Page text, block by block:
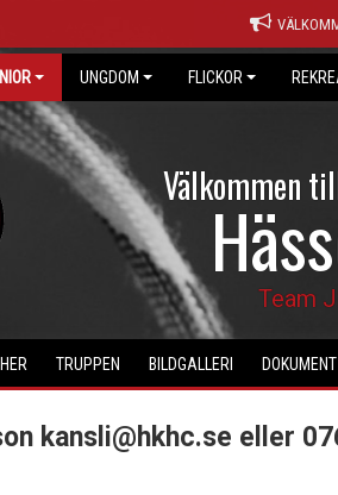
UNGDOM FLICKOR
Välkommen
Team
TRUPPEN BILDGALLERI DOKUMENT
kansli@hkhc.se eller